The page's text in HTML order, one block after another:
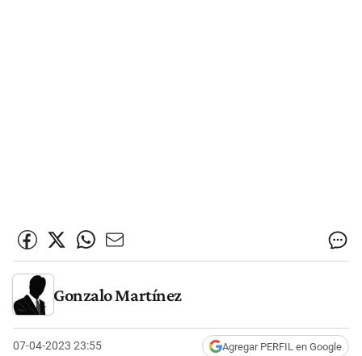
Gonzalo Martínez
07-04-2023 23:55 Agregar PERFIL en Google